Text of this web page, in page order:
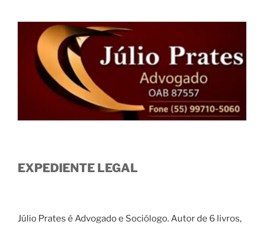
EXPEDIENTE LEGAL
Júlio Prates é Advogado e Sociólogo. Autor de 6 livros,